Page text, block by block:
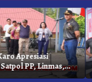
Apresiasi
PP, Linmas,
Kebakaran